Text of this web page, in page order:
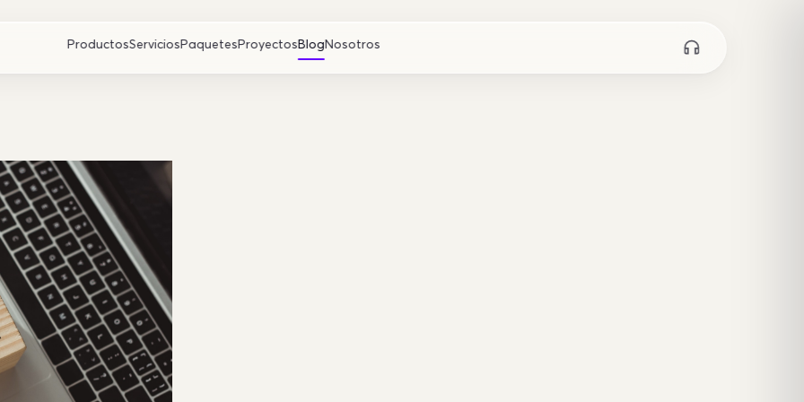
ProductosServiciosPaquetesProyectosBlogNosotros